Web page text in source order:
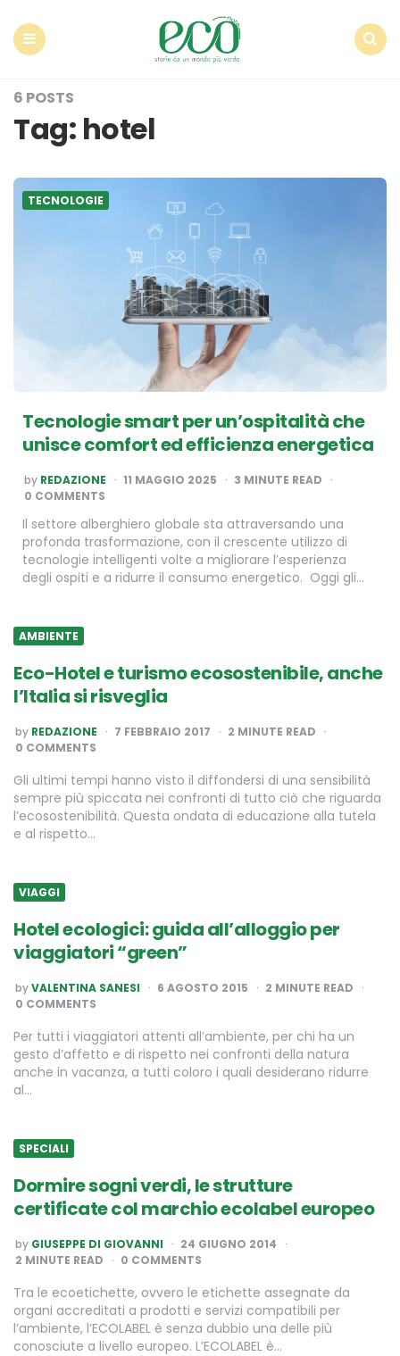
6 POSTS
Tag: hotel
TECNOLOGIE
Tecnologie smart per un’ospitalità che
unisce comfort ed efficienza energetica
POSTED
BY
by REDAZIONE 11 MAGGIO 2025 3 MINUTE READ
0 COMMENTS
Il settore alberghiero globale sta attraversando una
profonda trasformazione, con il crescente utilizzo di
tecnologie intelligenti volte a migliorare l’esperienza
degli ospiti e a ridurre il consumo energetico. Oggi gli…
AMBIENTE
Eco-Hotel e turismo ecosostenibile, anche
l’Italia si risveglia
POSTED
BY
by REDAZIONE 7 FEBBRAIO 2017 2 MINUTE READ
0 COMMENTS
Gli ultimi tempi hanno visto il diffondersi di una sensibilità
sempre più spiccata nei confronti di tutto ciò che riguarda
l’ecosostenibilità. Questa ondata di educazione alla tutela
e al rispetto…
VIAGGI
Hotel ecologici: guida all’alloggio per
viaggiatori “green”
POSTED
BY
byVALENTINA SANESI 6 AGOSTO 2015 2 MINUTE READ
0 COMMENTS
Per tutti i viaggiatori attenti all’ambiente, per chi ha un
gesto d’affetto e di rispetto nei confronti della natura
anche in vacanza, a tutti coloro i quali desiderano ridurre
al…
SPECIALI
Dormire sogni verdi, le strutture
certificate col marchio ecolabel europeo
POSTED
BY
by GIUSEPPE DI GIOVANNI
24 GIUGNO 2014
2 MINUTE READ 0 COMMENTS
Tra le ecoetichette, ovvero le etichette assegnate da
organi accreditati a prodotti e servizi compatibili per
l’ambiente, l’ECOLABEL è senza dubbio una delle più
conosciute a livello europeo. L’ECOLABEL è…